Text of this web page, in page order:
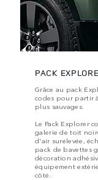
PACK
Grâce au pack
codes pour partir
plus sauvages.
Le Pack Explorer
galerie de toit
d'air surélevée,
pack de bavettes
décoration
équipement
côté.